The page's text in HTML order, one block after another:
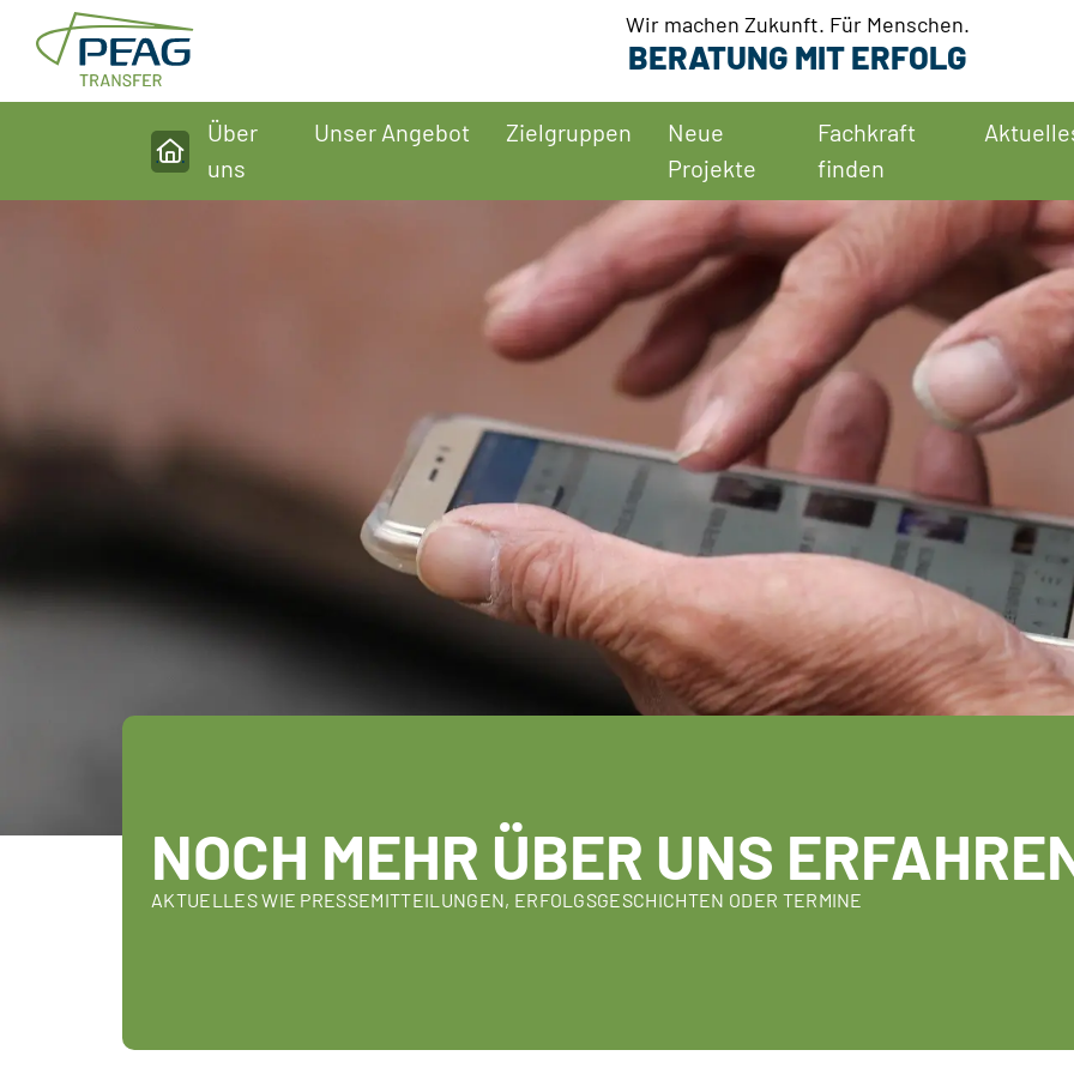
Direkt zu den Inhalten springen Wir machen Zukunft. Für Menschen.
BERATUNG MIT ERFOLG
Home
Über
uns
Unser Angebot Zielgruppen
Neue
Projekte
Fachkraft
finden
NOCH MEHR ÜBER UNS
AKTUELLES WIE PRESSEMITTEILUNGEN, ERFOLGSGESCHICHTEN ODER TERMINE